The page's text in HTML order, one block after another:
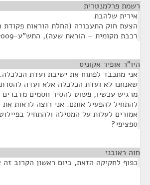
רשמת פרלמנטרית
אירית שלהבת
הצעת חוק התעבורה (החלת הוראות פקודת
רכבת מקומית – הוראת שעה), התש"ע-2009 (מ/453)
היו"ר אופיר אקוניס
אני מתכבד לפתוח את ישיבת ועדת
שאנחנו לא ועדת הכלכלה אלא ועדה
מרגיש עכשיו, פשוט להסיר חסמים מדברים
להתחיל להפעיל אותם. אני רוצה לראות את
אמורים לעלות על המסילה ולהתחיל
ספציפי?
חוה ראובני
כפוף לחקיקה הזאת, ביום ראשון הקרוב